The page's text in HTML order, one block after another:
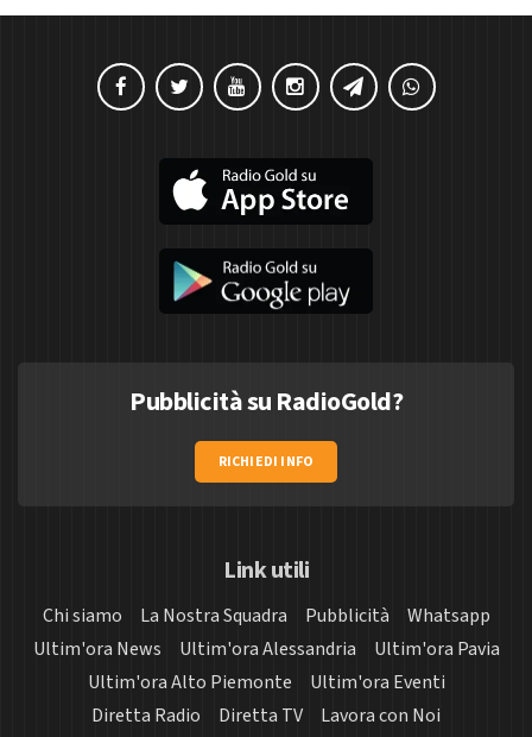
Pubblicità su RadioGold?
RICHIEDI INFO
Link utili
Chi siamo La Nostra Squadra Pubblicità
Whatsapp
Ultim'ora News
Ultim'ora Alessandria
Ultim'ora Pavia
Ultim'ora Alto Piemonte
Ultim'ora Eventi
Diretta Radio
Diretta TV Lavora con Noi